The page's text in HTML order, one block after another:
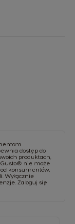
dostęp do
produktach,
nie może
konsumentów,
Wyłącznie
Zaloguj się